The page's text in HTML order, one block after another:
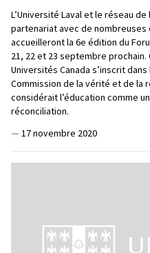
L’Université Laval et le réseau
partenariat avec de
accueilleront la 6e édition du
21, 22 et 23 septembre
Universités Canada s’inscrit
Commission de la vérité et de la
considérait l’éducation comme
réconciliation.
— 17 novembre 2020